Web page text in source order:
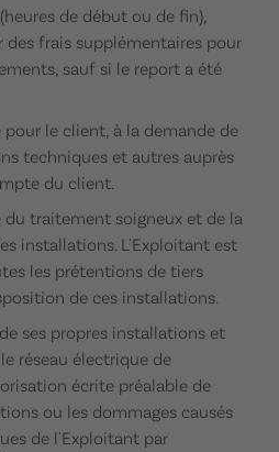
de début ou de fin),
frais supplémentaires pour
sauf si le report a été
le client, à la demande de
techniques et autres auprès
du client.
du traitement soigneux et de la
installations. L'Exploitant est
les prétentions de tiers
de ces installations.
ses propres installations et
réseau électrique de
écrite préalable de
ou les dommages causés
de l'Exploitant par